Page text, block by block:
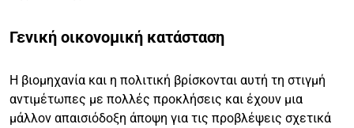
Γενική οικονομική κατάσταση
Η βιομηχανία και η πολιτική βρίσκονται αυτή τη στιγμή
αντιμέτωπες με πολλές προκλήσεις και έχουν μια
μάλλον απαισιόδοξη άποψη για τις προβλέψεις σχετικά